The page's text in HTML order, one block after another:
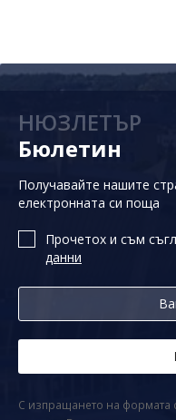
НЮЗЛЕТЪР
Бюлетин
Получавайте нашите
електронната си поща
Прочетох и съм
данни
С изпращането на формата